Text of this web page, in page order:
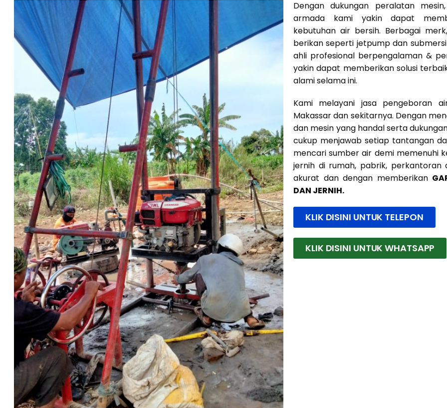
Dengan dukungan peralatan
armada kami yakin dapat
kebutuhan air bersih. Berbagai
berikan seperti jetpump dan
ahli profesional berpengalaman &
yakin dapat memberikan solusi
alami selama ini.
Kami melayani jasa pengeboran
Makassar dan sekitarnya. Dengan
dan mesin yang handal serta
cukup menjawab setiap tantangan
mencari sumber air demi memenuhi
jernih di rumah, pabrik,
akurat dan dengan memberikan
DAN JERNIH.
KLIK DISINI UNTUK TELEPON
KLIK DISINI UNTUK WHATSAPP